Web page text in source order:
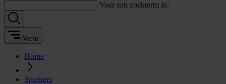
Voer een zoekterm in:
Menu
Home
Sprekers